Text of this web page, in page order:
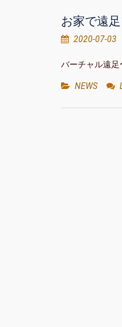
お家で遠
2020-07-03
バーチャル遠
NEWS